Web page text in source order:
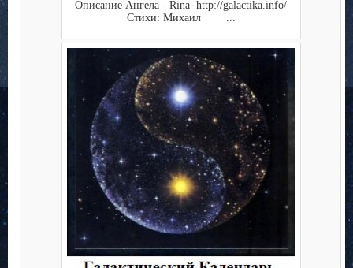
Описание Ангела - Rina http://galactika.info/
Стихи: Михаил ...